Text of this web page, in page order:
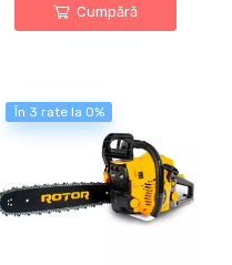
Cumpără
În 3 rate la 0%